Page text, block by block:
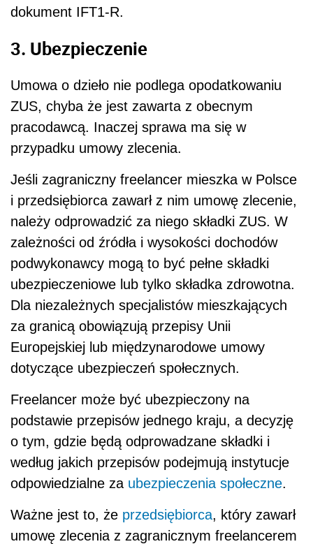
dokument IFT1-R.
3. Ubezpieczenie
Umowa o dzieło nie podlega opodatkowaniu
ZUS, chyba że jest zawarta z obecnym
pracodawcą. Inaczej sprawa ma się w
przypadku umowy zlecenia.
Jeśli zagraniczny freelancer mieszka w Polsce
i przedsiębiorca zawarł z nim umowę zlecenie,
należy odprowadzić za niego składki ZUS. W
zależności od źródła i wysokości dochodów
podwykonawcy mogą to być pełne składki
ubezpieczeniowe lub tylko składka zdrowotna.
Dla niezależnych specjalistów mieszkających
za granicą obowiązują przepisy Unii
Europejskiej lub międzynarodowe umowy
dotyczące ubezpieczeń społecznych.
Freelancer może być ubezpieczony na
podstawie przepisów jednego kraju, a decyzję
o tym, gdzie będą odprowadzane składki i
według jakich przepisów podejmują instytucje
odpowiedzialne za ubezpieczenia społeczne.
Ważne jest to, że przedsiębiorca, który zawarł
umowę zlecenia z zagranicznym freelancerem